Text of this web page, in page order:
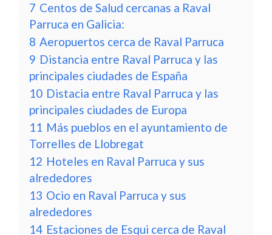
7 Centos de Salud cercanas a Raval
Parruca en Galicia:
8 Aeropuertos cerca de Raval Parruca
9 Distancia entre Raval Parruca y las
principales ciudades de España
10 Distacia entre Raval Parruca y las
principales ciudades de Europa
11 Más pueblos en el ayuntamiento de
Torrelles de Llobregat
12 Hoteles en Raval Parruca y sus
alrededores
13 Ocio en Raval Parruca y sus
alrededores
14 Estaciones de Esqui cerca de Raval